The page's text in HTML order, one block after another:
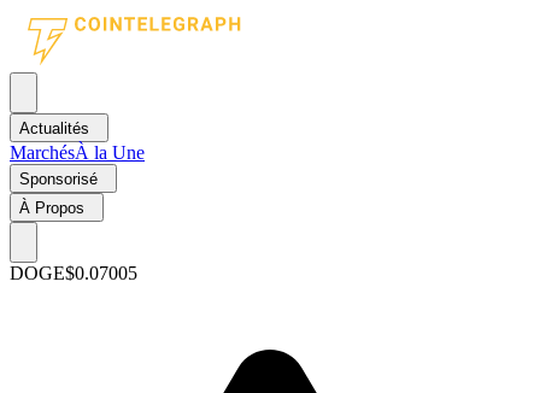
Actualités
MarchésÀ la Une
Sponsorisé
À Propos
DOGE$0.07005